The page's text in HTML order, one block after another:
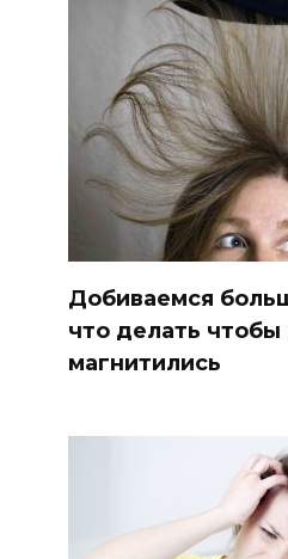
Добиваемся
что делать чтобы
магнитились